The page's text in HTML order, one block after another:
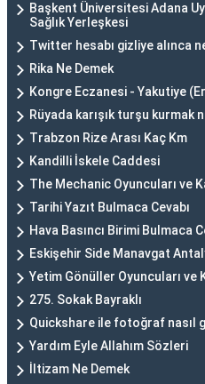
Başkent Üniversitesi Adana
Sağlık Yerleşkesi
Twitter hesabı gizliye alınca
Rika Ne Demek
Kongre Eczanesi - Yakutiye
Rüyada karışık turşu kurmak
Trabzon Rize Arası Kaç Km
Kandilli İskele Caddesi
The Mechanic Oyuncuları ve
Tarihi Yazıt Bulmaca Cevabı
Hava Basıncı Birimi Bulmaca
Eskişehir Side Manavgat
Yetim Gönüller Oyuncuları ve
275. Sokak Bayraklı
Quickshare ile fotoğraf nasıl
Yardım Eyle Allahım Sözleri
İltizam Ne Demek